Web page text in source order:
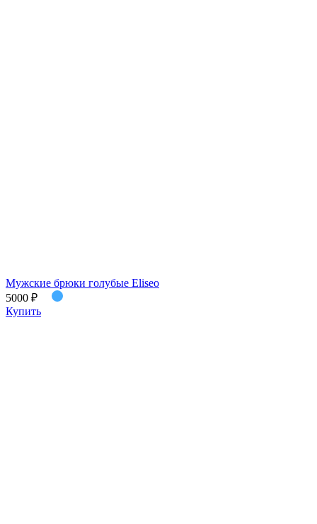
Мужские брюки голубые Eliseo
5000 ₽
Купить